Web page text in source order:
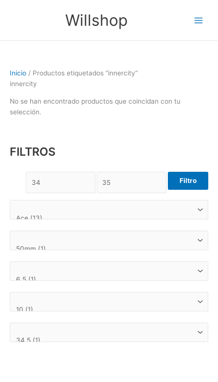
Willshop
Inicio / Productos etiquetados “innercity”
innercity
No se han encontrado productos que coincidan con tu
selección.
FILTROS
Filtro